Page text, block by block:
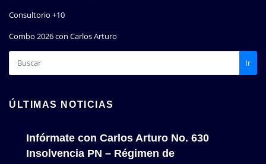
Consultorio +10
Combo 2026 con Carlos Arturo
Ir
ÚLTIMAS NOTICIAS
Infórmate con Carlos Arturo No. 630
Insolvencia PN – Régimen de